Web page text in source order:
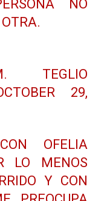
NO
TEGLIO
29,
OFELIA
LO MENOS
Y CON